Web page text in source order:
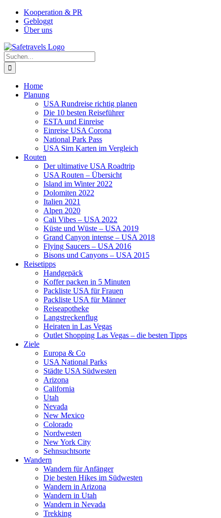
Zum
Inhalt
springen
Facebook
Instagram
YouTube
PinterestKooperation & PR
Gebloggt
Über uns
Suche
nach:
Home
Planung
USA Rundreise richtig planen
Die 10 besten Reiseführer
ESTA und Einreise
Einreise USA Corona
National Park Pass
USA Sim Karten im Vergleich
Routen
Der ultimative USA Roadtrip
USA Routen – Übersicht
Island im Winter 2022
Dolomiten 2022
Italien 2021
Alpen 2020
Cali Vibes – USA 2022
Küste und Wüste – USA 2019
Grand Canyon intense – USA 2018
Flying Saucers – USA 2016
Bisons und Canyons – USA 2015
Reisetipps
Handgepäck
Koffer packen in 5 Minuten
Packliste USA für Frauen
Packliste USA für Männer
Reiseapotheke
Langstreckenflug
Heiraten in Las Vegas
Outlet Shopping Las Vegas – die besten Tipps
Ziele
Europa & Co
USA National Parks
Städte USA Südwesten
Arizona
California
Utah
Nevada
New Mexico
Colorado
Nordwesten
New York City
Sehnsuchtsorte
Wandern
Wandern für Anfänger
Die besten Hikes im Südwesten
Wandern in Arizona
Wandern in Utah
Wandern in Nevada
Trekking